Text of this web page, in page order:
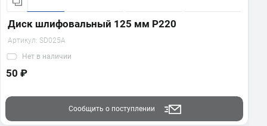
Диск шлифовальный 125 мм Р220
Артикул: SD025A
Нет в наличии
50 ₽
Сообщить о поступлении